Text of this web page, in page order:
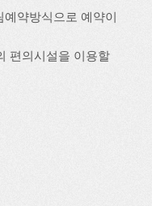
약방식으로 예약이
편의시설을 이용할